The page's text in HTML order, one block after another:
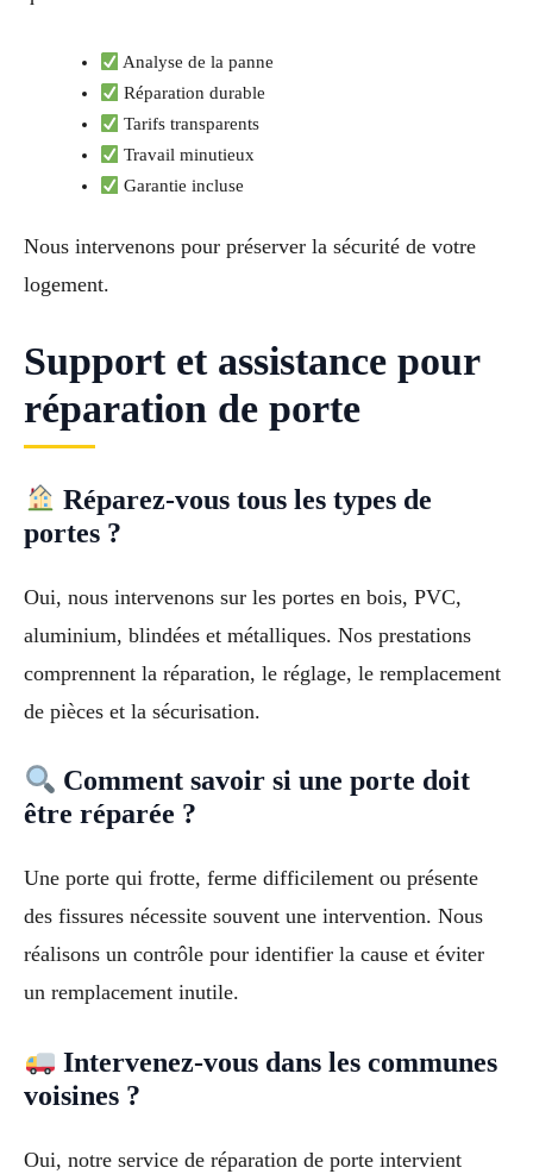
Analyse de la panne
Réparation durable
Tarifs transparents
Travail minutieux
Garantie incluse
Nous intervenons pour préserver la sécurité de votre
logement.
Support et assistance pour
réparation de porte
Réparez-vous tous les types de
portes ?
Oui, nous intervenons sur les portes en bois, PVC,
aluminium, blindées et métalliques. Nos prestations
comprennent la réparation, le réglage, le remplacement
de pièces et la sécurisation.
Comment savoir si une porte doit
être réparée ?
Une porte qui frotte, ferme difficilement ou présente
des fissures nécessite souvent une intervention. Nous
réalisons un contrôle pour identifier la cause et éviter
un remplacement inutile.
Intervenez-vous dans les communes
voisines ?
Oui, notre service de réparation de porte intervient